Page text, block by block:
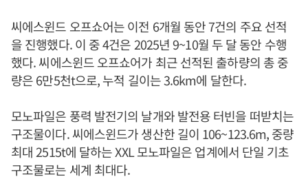
씨에스윈드 오프쇼어는 이전 6개월 동안 7건의 주요 선적
을 진행했다. 이 중 4건은 2025년 9~10월 두 달 동안 수행
했다. 씨에스윈드 오프쇼어가 최근 선적된 출하량의 총 중
량은 6만5천t으로, 누적 길이는 3.6km에 달한다.
모노파일은 풍력 발전기의 날개와 발전용 터빈을 떠받치는
구조물이다. 씨에스윈드가 생산한 길이 106~123.6m, 중량
최대 2515t에 달하는 XXL 모노파일은 업계에서 단일 기초
구조물로는 세계 최대다.